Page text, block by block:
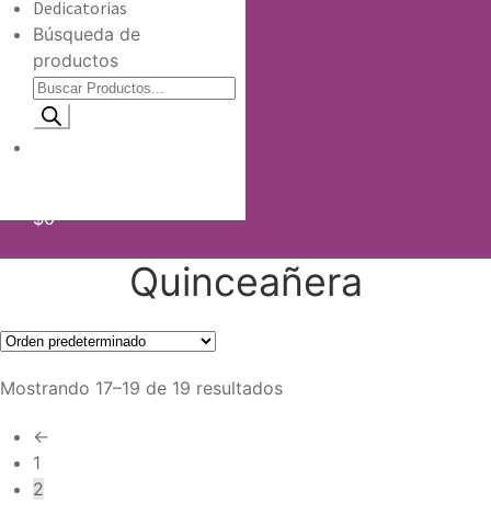
Dedicatorias
Búsqueda de
productos
$0
Quinceañera
Mostrando 17–19 de 19 resultados
←
1
2